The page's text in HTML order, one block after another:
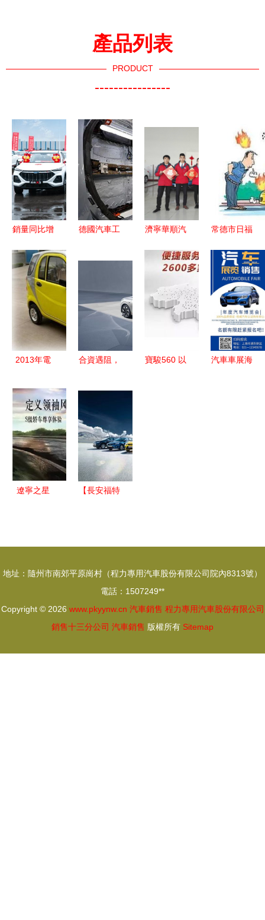
產品列表
PRODUCT
----------------
銷量同比增
后，歐尚汽
車如何
靠‘用戶共
創’與‘渠道
跑贏市場？
德國汽車工
戰并存
濟寧華順汽
以專業鑄就
務驅動未來
常德市日福
務有限公司
專業、貼心
的汽車銷售
標桿
2013年電
鼠與迪耐特
電動汽車上
市解析
合資遇阻，
突圍？深度
解析自主攻
勢與新能源
布局
寶駿560 以
汽車車展海
遼寧之星
【長安福特
聞資訊】-
汽車之家
地址：隨州市南郊平原崗村（程力專用汽車股份有限公司院內8313號）
電話：1507249**
Copyright © 2026 www.pkyynw.cn 汽車銷售 程力專用汽車股份有限公司
銷售十三分公司 汽車銷售 版權所有 Sitemap